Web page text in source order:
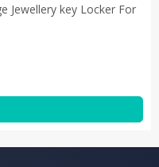
Jewellery key Locker For